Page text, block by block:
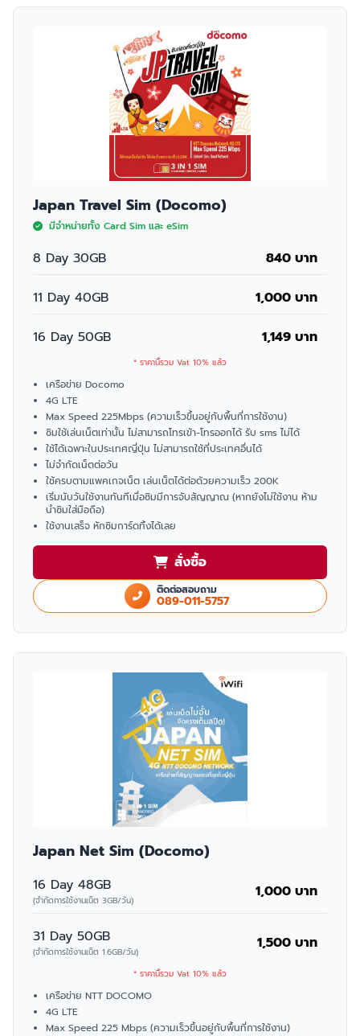
Japan Travel Sim (Docomo)
มีจำหน่ายทั้ง Card Sim และ eSim
8 Day 30GB 840 บาท
11 Day 40GB 1,000 บาท
16 Day 50GB 1,149 บาท
* ราคานี้รวม Vat 10% แล้ว
เครือข่าย Docomo
4G LTE
Max Speed 225Mbps (ความเร็วขึ้นอยู่กับพื้นที่การใช้งาน)
ซิมใช้เล่นเน็ตเท่านั้น ไม่สามารถโทรเข้า-โทรออกได้ รับ sms ไม่ได้
ใช้ได้เฉพาะในประเทศญี่ปุ่น ไม่สามารถใช้ที่ประเทศอื่นได้
ไม่จำกัดเน็ตต่อวัน
ใช้ครบตามแพคเกจเน็ต เล่นเน็ตได้ต่อด้วยความเร็ว 200K
เริ่มนับวันใช้งานทันทีเมื่อซิมมีการจับสัญญาณ (หากยังไม่ใช้งาน ห้าม
นำซิมใส่มือถือ)
ใช้งานเสร็จ หักซิมการ์ดทิ้งได้เลย
สั่งซื้อ
ติดต่อสอบถาม
089-011-5757
Japan Net Sim (Docomo)
16 Day 48GB
(จำกัดการใช้งานเน็ต 3GB/วัน) 1,000 บาท
31 Day 50GB
(จำกัดการใช้งานเน็ต 1.6GB/วัน) 1,500 บาท
* ราคานี้รวม Vat 10% แล้ว
เครือข่าย NTT DOCOMO
4G LTE
Max Speed 225 Mbps (ความเร็วขึ้นอยู่กับพื้นที่การใช้งาน)